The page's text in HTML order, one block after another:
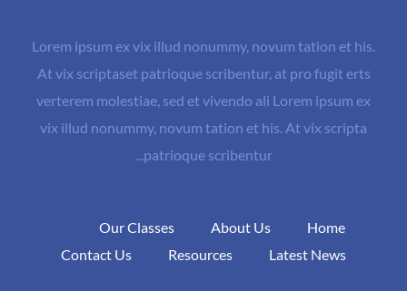
Lorem ipsum ex vix illud nonummy, novum tation et his.
At vix scriptaset patrioque scribentur, at pro fugit erts
verterem molestiae, sed et vivendo ali Lorem ipsum ex
vix illud nonummy, novum tation et his. At vix scripta
patrioque scribentur...
Home
About Us
Our Classes
Latest News
Resources
Contact Us